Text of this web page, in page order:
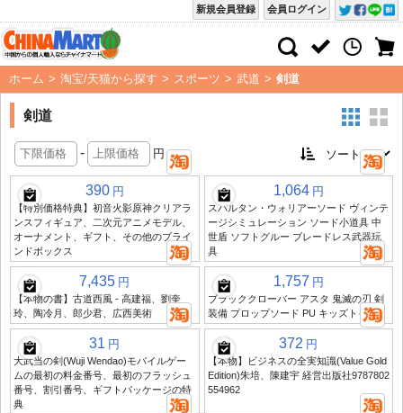
会員ログイン
新規会員登録
ホーム > 淘宝/天猫から探す > スポーツ > 武道 > 剣道
剣道
- 円
390 円
【特別価格特典】初音火影原神クリアラ
ンスフィギュア、二次元アニメモデル、
オーナメント、ギフト、その他のブライ
ンドボックス
1,064 円
スパルタン・ウォリアーソード ヴィンテ
ージシミュレーション ソード小道具 中
世盾 ソフトグルー ブレードレス武器玩
具
7,435 円
【本物の書】古道西風 - 高建福、劉奎
玲、陶冷月、郎少君、広西美術
1,757 円
ブラッククローバー アスタ 鬼滅の刃 剣
装備 プロップソード PU キッズトイ
31 円
大武当の剣(Wuji Wendao)モバイルゲー
ムの最初の料金番号、最初のフラッシュ
番号、割引番号、ギフトパッケージの特
典
372 円
【本物】ビジネスの全実知識(Value Gold
Edition)朱培、陳建宇 経営出版社9787802
554962